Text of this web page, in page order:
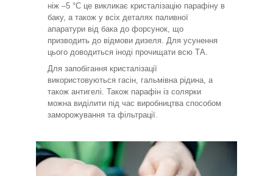
ніж –5 °C це викликає кристалізацію парафіну в
баку, а також у всіх деталях паливної
апаратури від бака до форсунок, що
призводить до відмови дизеля. Для усунення
цього доводиться іноді прочищати всю ТА.
Для запобігання кристалізації
використовуються гасін, гальмівна рідина, а
також антигелі. Також парафін із солярки
можна виділити під час виробництва способом
заморожування та фільтрації.